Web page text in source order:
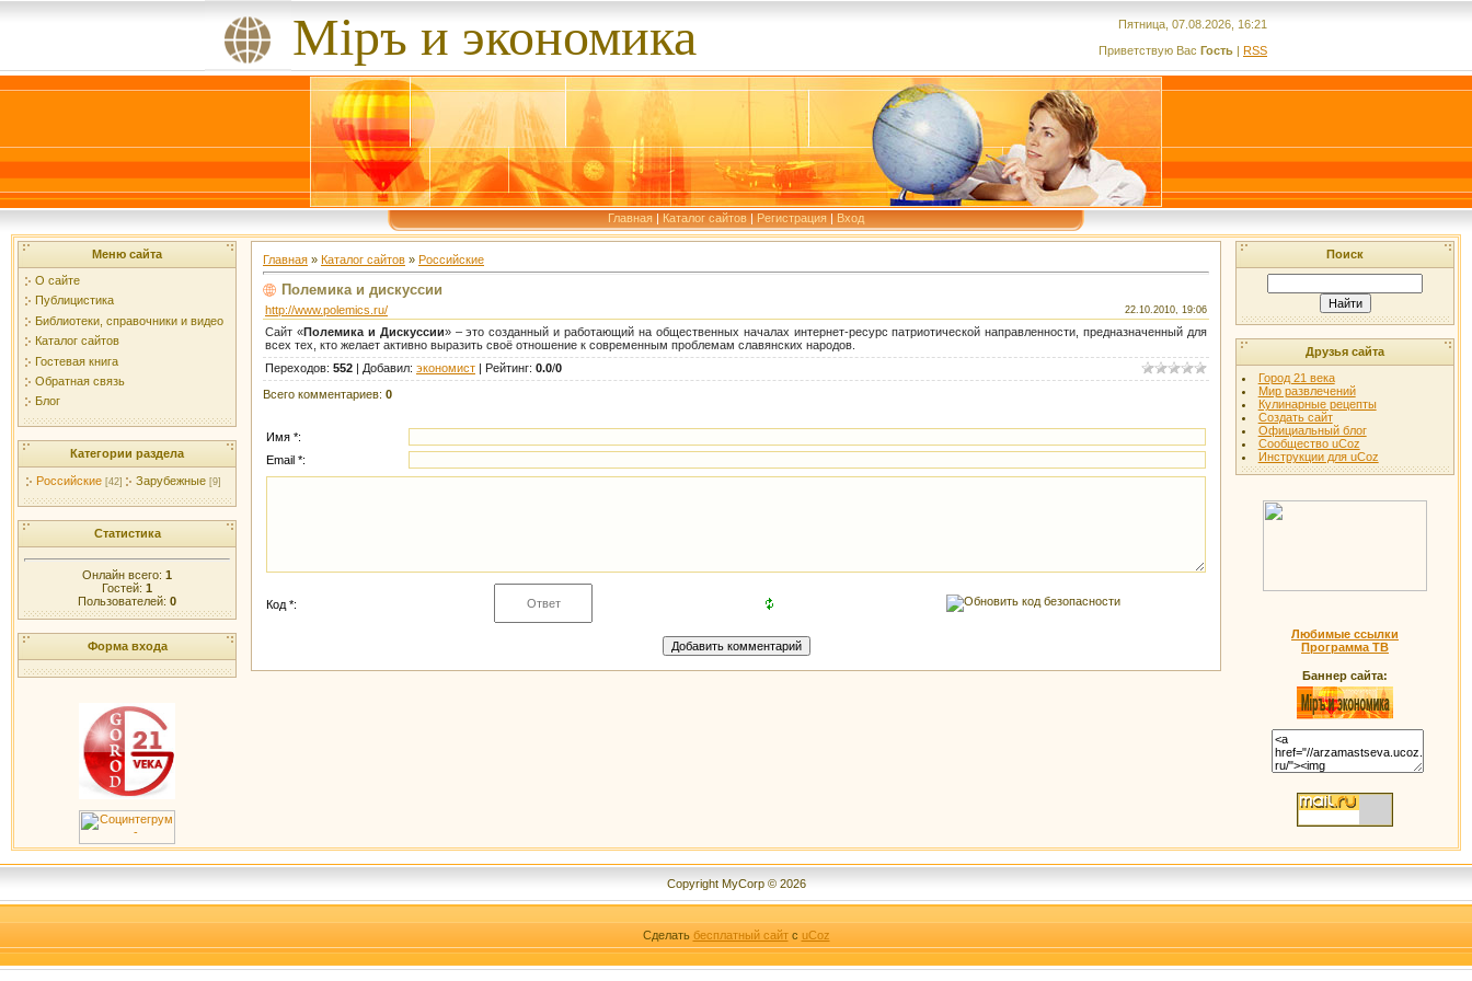
Мiръ и экономика
Пятница, 07.08.2026, 16:21
Приветствую Вас Гость | RSS
Главная | Каталог сайтов | Регистрация | Вход
Меню сайта
О сайте
Публицистика
Библиотеки, справочники и видео
Каталог сайтов
Гостевая книга
Обратная связь
Блог
Категории раздела
Российские [42] Зарубежные [9]
Статистика
Онлайн всего: 1
Гостей: 1
Пользователей: 0
Форма входа
Главная » Каталог сайтов » Российские
Полемика и дискуссии
http://www.polemics.ru/ 22.10.2010, 19:06
Сайт «Полемика и Дискуссии» – это созданный и работающий на общественных началах интернет-ресурс патриотической направленности, предназначенный для
всех тех, кто желает активно выразить своё отношение к современным проблемам славянских народов.
Переходов: 552 | Добавил: экономист | Рейтинг: 0.0/0
Всего комментариев: 0
Имя *:
Email *:
Код *:
Поиск
Друзья сайта
Город 21 века
Мир развлечений
Кулинарные рецепты
Создать сайт
Официальный блог
Сообщество uCoz
Инструкции для uCoz
Любимые ссылки
Программа ТВ
Баннер сайта:
Copyright MyCorp © 2026
Сделать бесплатный сайтс uCoz